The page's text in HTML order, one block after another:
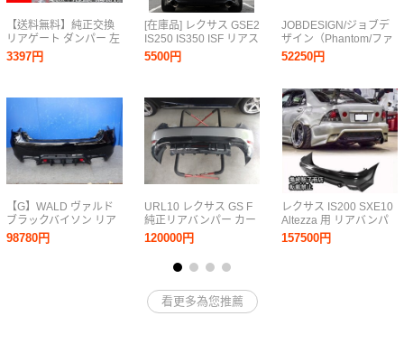
【送料無料】純正交換
リアゲート ダンパー 左
右 『2本』レクサス
CT200H ZWA10
ランク ショック
3397円
【G】WALD ヴァルド
ブラックバイソン リア
バンパー エアロ レクサ
ス UVF46 LS600HL
98780円
[在庫品] レクサス GSE2
IS250 IS350 ISF リアス
ポイラー トランクスポ
イラー ABS 素地 未塗
5500円
URL10 レクサス GS F
純正リアバンパー カー
ボンアンダースポイラ
ー LEDリアフォグラン
プ ソニックチタニウム
120000円
JOBDESIGN/ジョブデ
ザイン（Phantom/ファ
ントム）【トランクス
ポイラー（1ピース）】
ーツ 後期
52250円
レクサス IS200 SXE10
Altezza 用 リアバンパ
ー-FRP製・未塗装
157500円
看更多為您推薦